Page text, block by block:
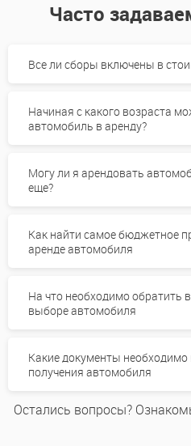
Часто
Все ли сборы включены в
Начиная с какого возраста
автомобиль в аренду?
Могу ли я арендовать
еще?
Как найти самое бюджетное
аренде автомобиля
На что необходимо обратить
выборе автомобиля
Какие документы необходимо
получения автомобиля
Остались вопросы?